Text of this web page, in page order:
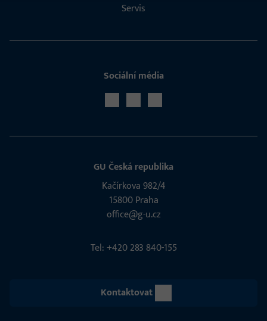
Servis
Sociální média
GU Česká republika
Kačírkova 982/4
15800 Praha
office@g-u.cz
Tel: +420 283 840-155
Kontaktovat